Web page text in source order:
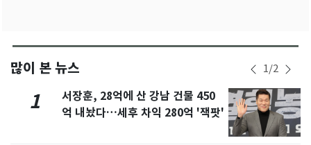
많이 본 뉴스 1/2
1
서장훈, 28억에 산 강남 건물 450
억 내놨다…세후 차익 280억 '잭팟'